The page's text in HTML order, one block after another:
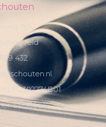
185
99 432
51235501